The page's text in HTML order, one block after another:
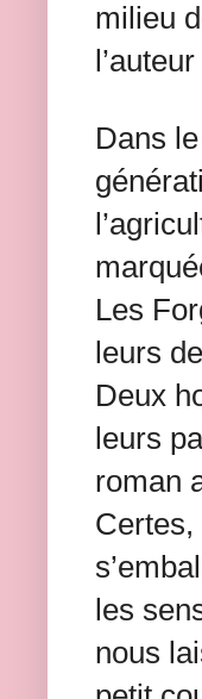
milieu
Dans
Les
leurs
Deux
leurs
roman
Certes,
les
nous